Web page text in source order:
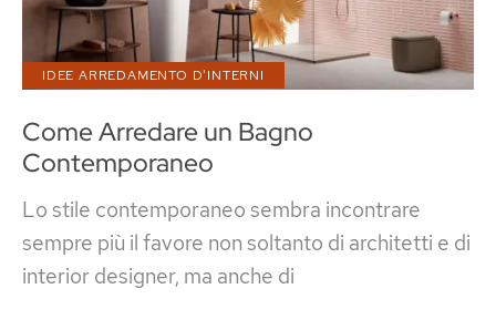
Elegante
Come Arredare un Bagno
Contemporaneo
IDEE ARREDAMENTO D'INTERNI
Lo stile contemporaneo sembra incontrare
sempre più il favore non soltanto di architetti e di
interior designer, ma anche di